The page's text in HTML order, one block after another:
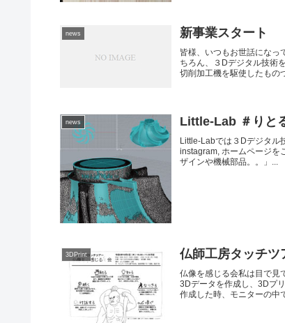
news 新事業スタート
皆様、いつもお世話になっ
ちろん、３Dデジタル技術
切削加工機を駆使したもの
news Little-Lab ＃りと
Little-Labでは３Dデジタル
instagram, ホームページ
ザインや機械部品。。」...
3DPrint 仏師工房タッチツ
仏像を感じる会私は目で見
3Dデータを作成し、3Dプ
作成した時、モニターの中